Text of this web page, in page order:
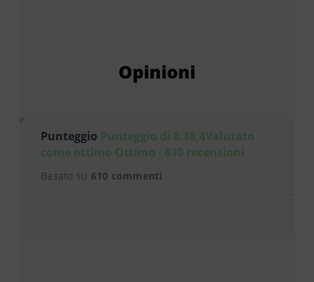
Opinioni
Punteggio Punteggio di 8.48,4Valutato
come ottimo Ottimo · 610 recensioni
Basato su 610 commenti